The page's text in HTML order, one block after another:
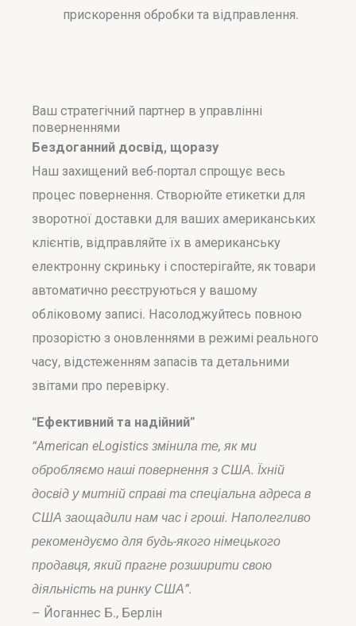
прискорення обробки та відправлення.
Ваш стратегічний партнер в управлінні
поверненнями
Бездоганний досвід, щоразу
Наш захищений веб-портал спрощує весь
процес повернення. Створюйте етикетки для
зворотної доставки для ваших американських
клієнтів, відправляйте їх в американську
електронну скриньку і спостерігайте, як товари
автоматично реєструються у вашому
обліковому записі. Насолоджуйтесь повною
прозорістю з оновленнями в режимі реального
часу, відстеженням запасів та детальними
звітами про перевірку.
“Ефективний та надійний”
“American eLogistics змінила те, як ми
обробляємо наші повернення з США. Їхній
досвід у митній справі та спеціальна адреса в
США заощадили нам час і гроші. Наполегливо
рекомендуємо для будь-якого німецького
продавця, який прагне розширити свою
діяльність на ринку США”.
– Йоганнес Б., Берлін